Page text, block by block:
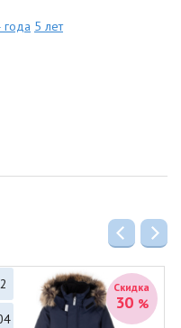
года 5 лет
Скидка
30 %